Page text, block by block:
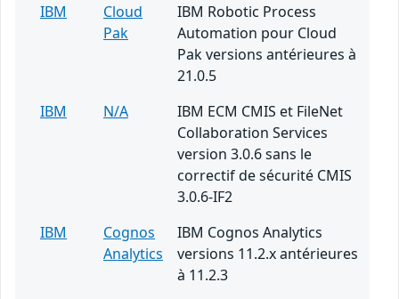
IBM
Cloud
Pak
IBM Robotic Process
Automation pour Cloud
Pak versions antérieures à
21.0.5
IBM
N/A
IBM ECM CMIS et FileNet
Collaboration Services
version 3.0.6 sans le
correctif de sécurité CMIS
3.0.6-IF2
IBM
Cognos
Analytics
IBM Cognos Analytics
versions 11.2.x antérieures
à 11.2.3